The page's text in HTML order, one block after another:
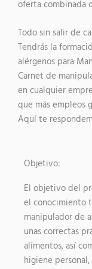
oferta combinada
Todo sin salir de
Tendrás la
alérgenos para
Carnet de
en cualquier
que más empleos
Aquí te
Objetivo:
El objetivo del
el conocimiento
manipulador de
unas correctas
alimentos, así
higiene